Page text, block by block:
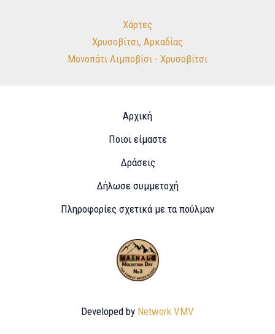
Χάρτες
Χρυσοβίτσι, Αρκαδίας
Μονοπάτι Λιμποβίσι - Χρυσοβίτσι
Αρχική
Ποιοι είμαστε
Δράσεις
Δήλωσε συμμετοχή
Πληροφορίες σχετικά με τα πούλμαν​
Developed by Network VMV